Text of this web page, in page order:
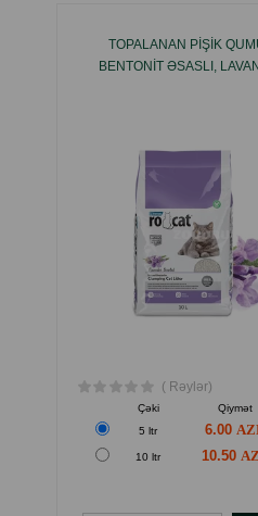
TOPALANAN PIŞIK
BENTONIT ƏSASLI,
( Rəylər)
Çəki Qiymət
5 ltr
6.00
10 ltr 10.50